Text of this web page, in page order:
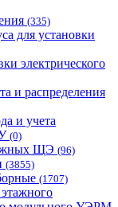
(335)
для установки
электрического
и распределения
и учета
(0)
ЩЭ (96)
(3855)
(1707)